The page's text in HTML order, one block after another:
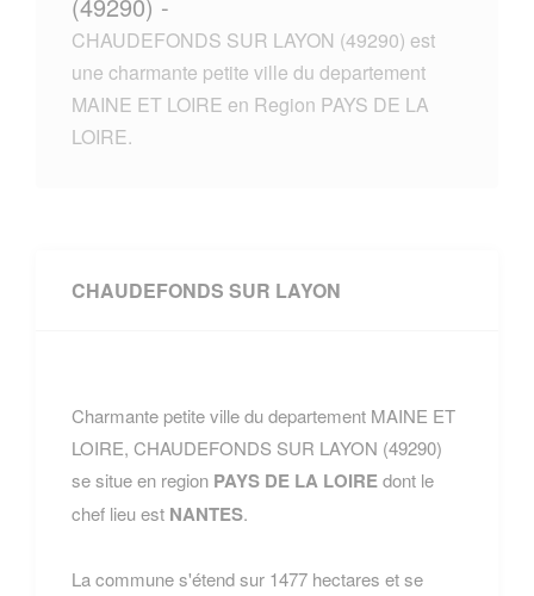
CHAUDEFONDS SUR LAYON (49290) est
une charmante petite ville du departement
MAINE ET LOIRE en Region PAYS DE LA
LOIRE.
CHAUDEFONDS SUR LAYON
Charmante petite ville du departement MAINE ET
LOIRE, CHAUDEFONDS SUR LAYON (49290)
se situe en region PAYS DE LA LOIREdont le
chef lieu est NANTES.
La commune s'étend sur 1477 hectares et se